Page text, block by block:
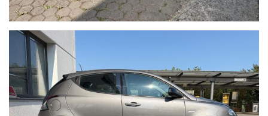
La nostra officina con salone è presente da oltre 30 anni nel
settore ed è attrezzata per poter effettuare i tagliandi su
tutte le auto (di qualsiasi marca) fin dal primo giorno di vita
senza perdere la garanzia legale e anche tagliandi post-
garanzia.
Le attività che siamo in grado di offrire sono: officina,
elettrauto, gommista, riparazione condizionatori e cambi
automatici, revisioni ministeriali, impianti a GPL e metano,
antifurti, autoradio e satellitari, carrozzeria auto, servizio